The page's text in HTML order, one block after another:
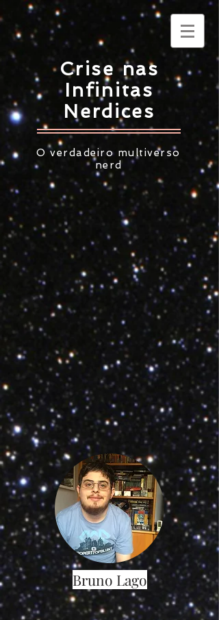
Crise nas
Infinitas
Nerdices
O verdadeiro multiverso
nerd
Bruno Lago